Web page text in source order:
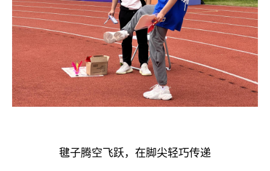
毽子腾空飞跃，在脚尖轻巧传递